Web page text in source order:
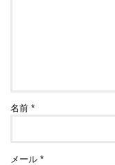
名前*
メール*